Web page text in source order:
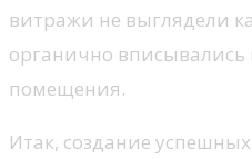
витражи не выглядели
органично вписывались
помещения.
Итак, создание